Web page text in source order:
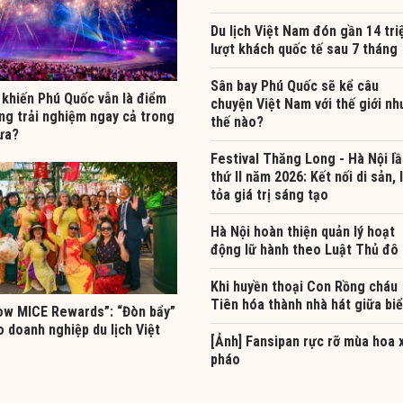
Phú Quốc vẫn là điểm
trải nghiệm ngay cả trong
MICE Rewards”: “Đòn bẩy”
doanh nghiệp du lịch Việt
Du lịch Việt Nam đón gần 14
lượt khách quốc tế sau 7 tháng
Sân bay Phú Quốc sẽ kể câu
chuyện Việt Nam với thế giới
thế nào?
Festival Thăng Long - Hà Nội
thứ II năm 2026: Kết nối di sản,
tỏa giá trị sáng tạo
Hà Nội hoàn thiện quản lý hoạt
động lữ hành theo Luật Thủ đô
Khi huyền thoại Con Rồng cháu
Tiên hóa thành nhà hát giữa
[Ảnh] Fansipan rực rỡ mùa hoa
pháo